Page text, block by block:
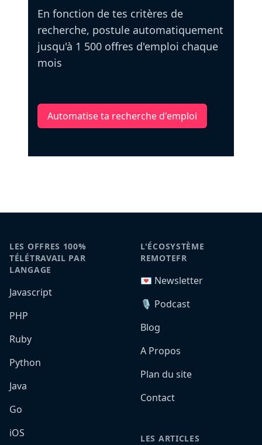
En fonction de tes critères de
recherche, postule automatiquement
jusqu'à 1 500 offres d'emploi chaque
mois
Automatise ta recherche d'emploi
LES OFFRES 100%
TÉLÉTRAVAIL PAR
LANGAGE
Javascript
PHP
Ruby
Python
Java
Go
iOS
L'ÉCOSYSTÈME
REMOTEFR
💌 Newsletter
🎙️ Podcast
Blog
A Propos
Plan du site
Contact
LES ARTICLES